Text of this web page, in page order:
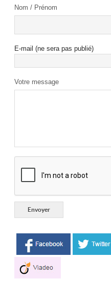
Nom / Prénom
E-mail (ne sera pas publié)
Votre message